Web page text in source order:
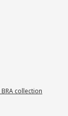
collection